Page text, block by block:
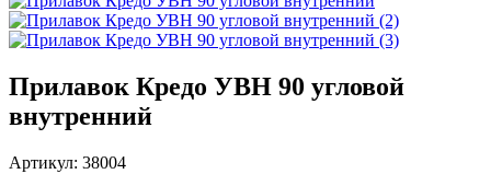
Прилавок Кредо УВН 90 угловой
внутренний
Артикул: 38004